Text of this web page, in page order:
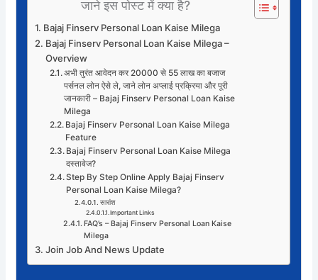
जाने इस पोस्ट में क्या है?
Bajaj Finserv Personal Loan Kaise Milega
Bajaj Finserv Personal Loan Kaise Milega –
Overview
अभी तुरंत आवेदन कर 20000 से 55 लाख का बजाज
पर्सनल लोन ऐसे ले, जाने लोन अप्लाई प्रक्रिया और पूरी
जानकारी – Bajaj Finserv Personal Loan Kaise
Milega
Bajaj Finserv Personal Loan Kaise Milega
Feature
Bajaj Finserv Personal Loan Kaise Milega
दस्तावेज?
Step By Step Online Apply Bajaj Finserv
Personal Loan Kaise Milega?
सारांश
Important Links
FAQ’s – Bajaj Finserv Personal Loan Kaise
Milega
Join Job And News Update